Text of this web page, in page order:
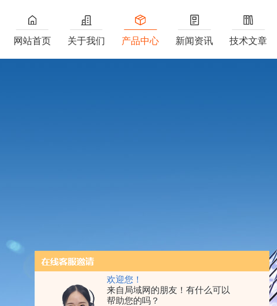
欢迎您！
来自局域网的朋友！有什么可以
帮助您的吗？
网站首页 关于我们 产品中心 新闻资讯 技术文章